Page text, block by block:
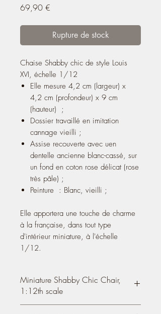
69,90 €
Rupture de stock
Chaise Shabby chic de style Louis
XVI, échelle 1/12
Elle mesure 4,2 cm (largeur) x
4,2 cm (profondeur) x 9 cm
(hauteur) ;
Dossier travaillé en imitation
cannage vieilli ;
Assise recouverte avec uen
dentelle ancienne blanc-cassé, sur
un fond en coton rose délicat (rose
très pâle) ;
Peinture : Blanc, vieilli ;​
Elle apportera une touche de charme
à la française, dans tout type
d'intérieur miniature, à l'échelle
1/12.
Miniature Shabby Chic Chair,
1:12th scale